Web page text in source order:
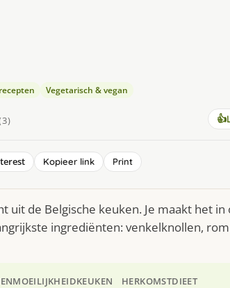
Vegetarisch & vegan
👍
Kopieer link Print
uit de Belgische keuken. Je maakt het
ingrediënten: venkelknollen,
MOEILIJKHEIDKEUKEN HERKOMSTDIEET